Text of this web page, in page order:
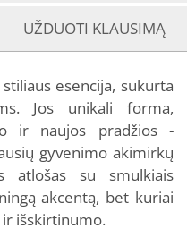
UŽDUOTI KLAUSIMĄ
esencija, sukurta
Jos unikali forma,
ir naujos pradžios -
gyvenimo akimirkų
atlošas su smulkiais
akcentą, bet kuriai
išskirtinumo.